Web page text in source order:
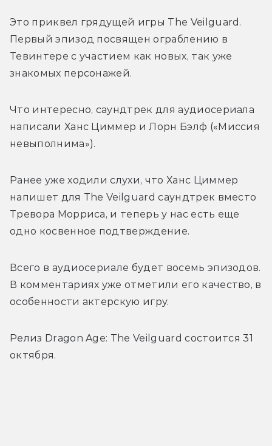
Это приквел грядущей игры The Veilguard.
Первый эпизод посвящен ограблению в
Тевинтере с участием как новых, так уже
знакомых персонажей.
Что интересно, саундтрек для аудиосериала
написали Ханс Циммер и Лорн Бэлф («Миссия
невыполнима»).
Ранее уже ходили слухи, что Ханс Циммер
напишет для The Veilguard саундтрек вместо
Тревора Морриса, и теперь у нас есть еще
одно косвенное подтверждение.
Всего в аудиосериале будет восемь эпизодов.
В комментариях уже отметили его качество, в
особенности актерскую игру.
Релиз Dragon Age: The Veilguard состоится 31
октября.